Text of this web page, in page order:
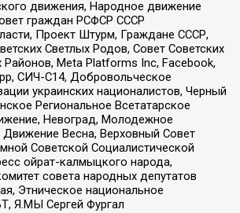
движения, Народное движение
граждан РСФСР СССР
Проект Штурм, Граждане СССР,
Светлых Родов, Совет Советских
Районов, Meta Platforms Inc, Facebook,
СИЧ-С14, Добровольческое
украинских националистов, Черный
Региональное Всетатарское
Невоград, Молодежное
Весна, Верховный Совет
Советской Социалистической
ойрат-калмыцкого народа,
совета народных депутатов
Этническое национальное
Я.МЫ Сергей Фургал